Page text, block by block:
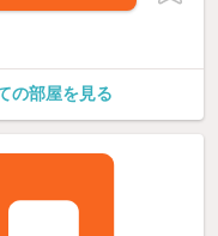
の部屋を見る